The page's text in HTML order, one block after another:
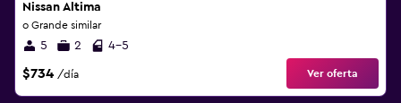
Nissan Altima
o Grande similar
5 2 4-5
$734 /día Ver oferta